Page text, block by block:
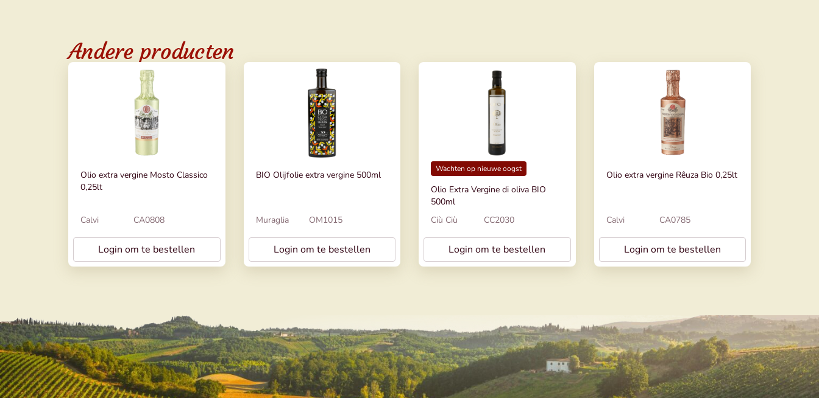
Andere producten
Olio extra vergine Mosto Classico
0,25lt
Calvi CA0808
Login om te bestellen
BIO Olijfolie extra vergine 500ml
Muraglia OM1015
Login om te bestellen
Wachten op nieuwe oogst
Olio Extra Vergine di oliva BIO
500ml
Ciù Ciù
CC2030
Login om te bestellen
Olio extra vergine Rêuza Bio 0,25lt
Calvi CA0785
Login om te bestellen